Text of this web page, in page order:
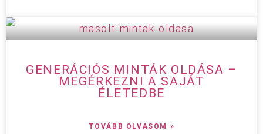
GENERÁCIÓS MINTÁK OLDÁSA –
MEGÉRKEZNI A SAJÁT
ÉLETEDBE
TOVÁBB OLVASOM »